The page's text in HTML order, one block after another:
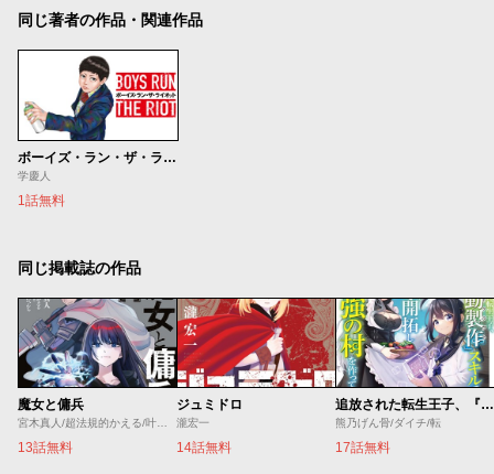
同じ著者の作品・関連作品
ボーイズ・ラン・ザ・ライオット
学慶人
1話無料
同じ掲載誌の作品
魔女と傭兵
宮木真人/超法規的かえる/叶世べんち
13話無料
ジュミドロ
瀧宏一
14話無料
追放された転生王子、『自動製作』スキルで領地を爆速で開拓し最強の村を作ってしまう
熊乃げん骨/ダイチ/転
17話無料